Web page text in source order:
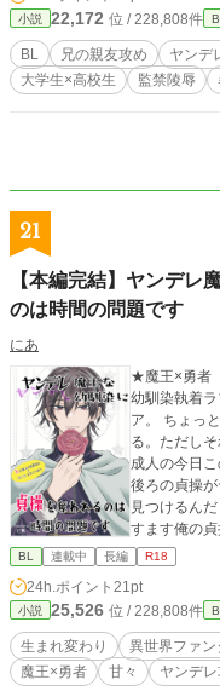
小説 22,172 位 / 228,808件
BL 兄の親友攻め ヤンデ
大学生×高校生
監禁陵辱
21
【本編完結】ヤンデレ
のは時間の問題です
にあ
★魔王×勇者
幼馴染執着ラブコメ★ 幼馴染で兄弟
ア。 ちょっ
る。ただし
成人の今日
後ろの貞操
見つけるん
すます俺の
って！ なの
よ！？ 一般常識を知らないリオンが知らずに俺TUEEEしちゃ
ったり、モ
があるなど
ャグ多めの
で浮気やネトラレはあ
ブリスタに
BL 連載中 長編 R18
24h.ポイント 21pt
小説 25,526 位 / 228,808件
生まれ変わり 異世界ファン
魔王×勇者
甘々 ヤンデ